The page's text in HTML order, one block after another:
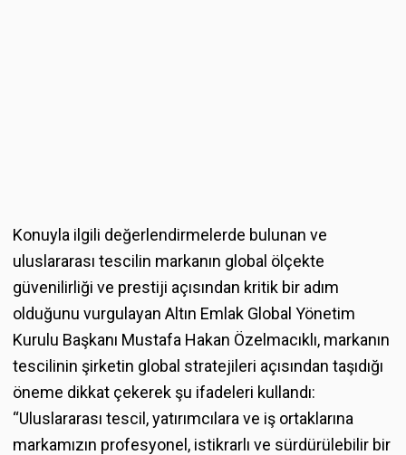
Konuyla ilgili değerlendirmelerde bulunan ve
uluslararası tescilin markanın global ölçekte
güvenilirliği ve prestiji açısından kritik bir adım
olduğunu vurgulayan Altın Emlak Global Yönetim
Kurulu Başkanı Mustafa Hakan Özelmacıklı, markanın
tescilinin şirketin global stratejileri açısından taşıdığı
öneme dikkat çekerek şu ifadeleri kullandı:
“Uluslararası tescil, yatırımcılara ve iş ortaklarına
markamızın profesyonel, istikrarlı ve sürdürülebilir bir